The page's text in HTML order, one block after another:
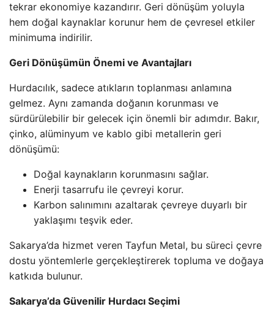
tekrar ekonomiye kazandırır. Geri dönüşüm yoluyla
hem doğal kaynaklar korunur hem de çevresel etkiler
minimuma indirilir.
Geri Dönüşümün Önemi ve Avantajları
Hurdacılık, sadece atıkların toplanması anlamına
gelmez. Aynı zamanda doğanın korunması ve
sürdürülebilir bir gelecek için önemli bir adımdır. Bakır,
çinko, alüminyum ve kablo gibi metallerin geri
dönüşümü:
Doğal kaynakların korunmasını sağlar.
Enerji tasarrufu ile çevreyi korur.
Karbon salınımını azaltarak çevreye duyarlı bir
yaklaşımı teşvik eder.
Sakarya’da hizmet veren Tayfun Metal, bu süreci çevre
dostu yöntemlerle gerçekleştirerek topluma ve doğaya
katkıda bulunur.
Sakarya’da Güvenilir Hurdacı Seçimi